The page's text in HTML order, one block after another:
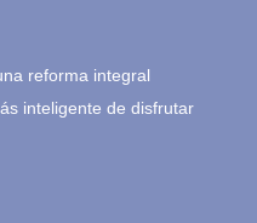
reforma integral
inteligente de disfrutar